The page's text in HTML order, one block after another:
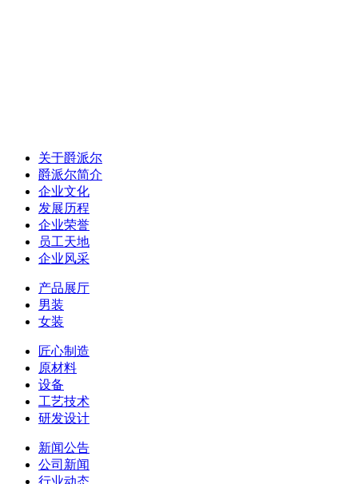
关于爵派尔
爵派尔简介
企业文化
发展历程
企业荣誉
员工天地
企业风采
产品展厅
男装
女装
匠心制造
原材料
设备
工艺技术
研发设计
新闻公告
公司新闻
行业动态